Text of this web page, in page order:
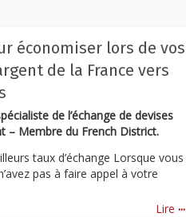
économiser lors de vos
de la France vers
de l’échange de devises
– Membre du French District.
taux d’échange Lorsque vous
pas à faire appel à votre
Lire ...